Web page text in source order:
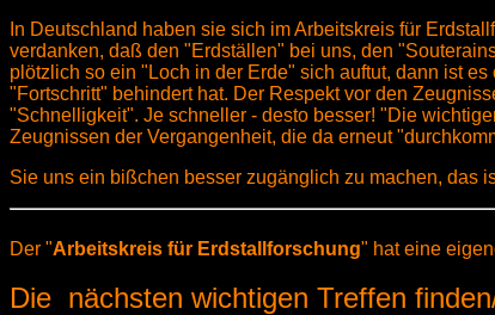
In Deutschland haben sie sich im Arbeitskreis für
verdanken, daß den "Erdställen" bei uns, den
plötzlich so ein "Loch in der Erde" sich auftut, dann ist
"Fortschritt" behindert hat. Der Respekt vor den
"Schnelligkeit". Je schneller - desto besser! "Die
Zeugnissen der Vergangenheit, die da erneut
Sie uns ein bißchen besser zugänglich zu machen, das
Der "Arbeitskreis für Erdstallforschung" hat eine
Die nächsten wichtigen Treffen